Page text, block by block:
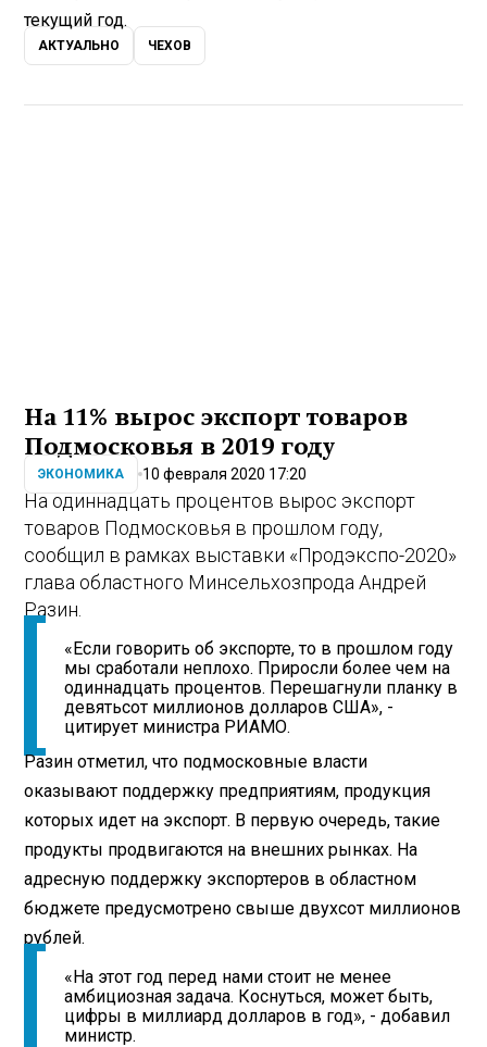
текущий год.
АКТУАЛЬНО ЧЕХОВ
На 11% вырос экспорт товаров
Подмосковья в 2019 году
ЭКОНОМИКА 10 февраля 2020 17:20
На одиннадцать процентов вырос экспорт
товаров Подмосковья в прошлом году,
сообщил в рамках выставки «Продэкспо-2020»
глава областного Минсельхозпрода Андрей
Разин.
«Если говорить об экспорте, то в прошлом году
мы сработали неплохо. Приросли более чем на
одиннадцать процентов. Перешагнули планку в
девятьсот миллионов долларов США», -
цитирует министра РИАМО.
Разин отметил, что подмосковные власти
оказывают поддержку предприятиям, продукция
которых идет на экспорт. В первую очередь, такие
продукты продвигаются на внешних рынках. На
адресную поддержку экспортеров в областном
бюджете предусмотрено свыше двухсот миллионов
рублей.
«На этот год перед нами стоит не менее
амбициозная задача. Коснуться, может быть,
цифры в миллиард долларов в год», - добавил
министр.